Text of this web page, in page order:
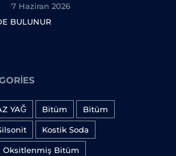
7 Haziran 2026
BULUNUR
YAĞ Bitüm Bitüm
Kostik Soda
Oksitlenmiş Bitüm